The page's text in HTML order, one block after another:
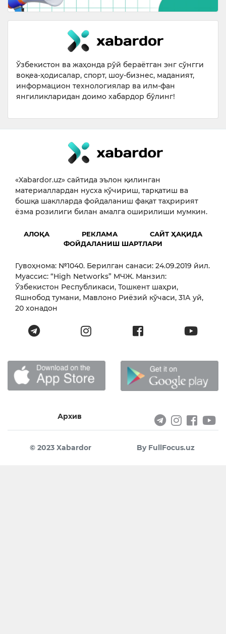
Ўзбекистон ва жаҳонда рўй бераётган энг сўнгги
воқеа-ҳодисалар, спорт, шоу-бизнес, маданият,
информацион технологиялар ва илм-фан
янгиликларидан доимо хабардор бўлинг!
«Xabardor.uz» сайтида эълон қилинган
материаллардан нусха кўчириш, тарқатиш ва
бошқа шаклларда фойдаланиш фақат таҳририят
ёзма розилиги билан амалга оширилиши мумкин.
АЛОҚА РЕКЛАМА
САЙТ ҲАҚИДА
ФОЙДАЛАНИШ ШАРТЛАРИ
Гувоҳнома: №1040. Берилган санаси: 24.09.2019 йил.
Муассис: “High Networks” МЧЖ. Манзил:
Ўзбекистон Республикаси, Тошкент шаҳри,
Яшнобод тумани, Мавлоно Риёзий кўчаси, 31А уй,
20 хонадон
Архив
© 2023 Xabardor By FullFocus.uz